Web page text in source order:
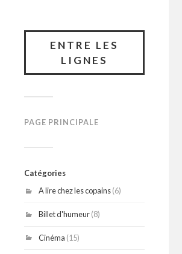
ENTRE LES
LIGNES
PAGE PRINCIPALE
Catégories
A lire chez les copains(6)
Billet d'humeur(8)
Cinéma (15)